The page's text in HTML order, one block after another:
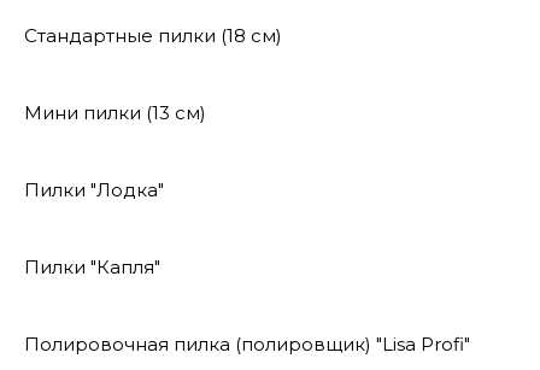
Стандартные пилки (18 см)
Мини пилки (13 см)
Пилки "Лодка"
Пилки "Капля"
Полировочная пилка (полировщик) "Lisa Profi"